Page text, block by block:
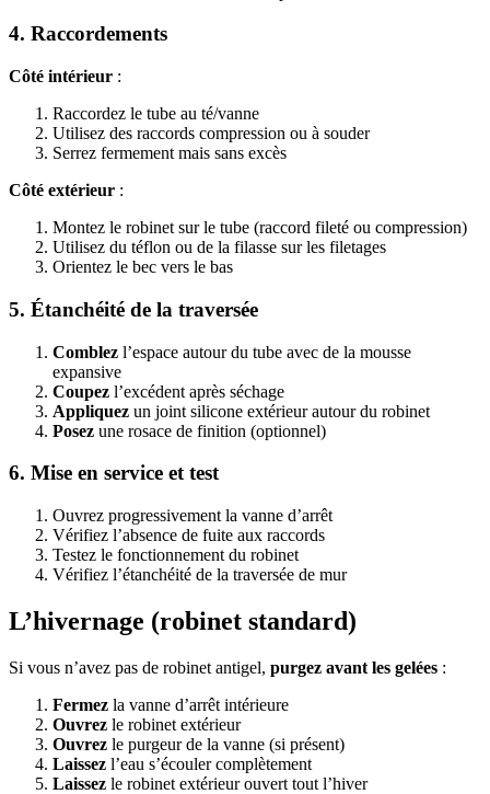
4. Raccordements
Côté intérieur :
Raccordez le tube au té/vanne
Utilisez des raccords compression ou à souder
Serrez fermement mais sans excès
Côté extérieur :
Montez le robinet sur le tube (raccord fileté ou compression)
Utilisez du téflon ou de la filasse sur les filetages
Orientez le bec vers le bas
5. Étanchéité de la traversée
Comblez l’espace autour du tube avec de la mousse
expansive
Coupez l’excédent après séchage
Appliquez un joint silicone extérieur autour du robinet
Posez une rosace de finition (optionnel)
6. Mise en service et test
Ouvrez progressivement la vanne d’arrêt
Vérifiez l’absence de fuite aux raccords
Testez le fonctionnement du robinet
Vérifiez l’étanchéité de la traversée de mur
L’hivernage (robinet standard)
Si vous n’avez pas de robinet antigel, purgez avant les gelées :
Fermez la vanne d’arrêt intérieure
Ouvrez le robinet extérieur
Ouvrez le purgeur de la vanne (si présent)
Laissez l’eau s’écouler complètement
Laissez le robinet extérieur ouvert tout l’hiver